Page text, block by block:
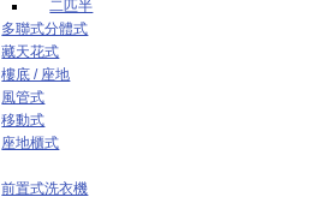
二匹半
多聯式分體式
藏天花式
樓底 / 座地
風管式
移動式
座地櫃式
前置式洗衣機